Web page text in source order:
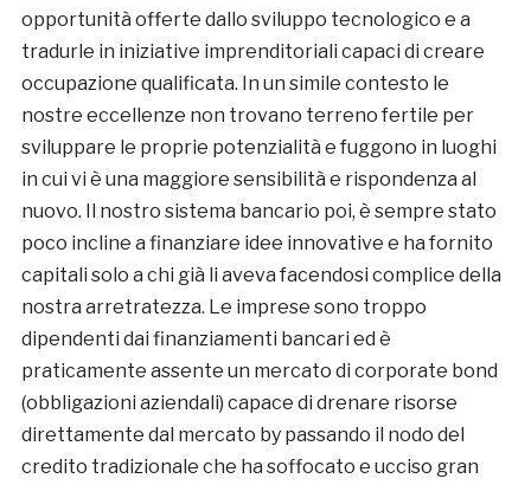
opportunità offerte dallo sviluppo tecnologico e a
tradurle in iniziative imprenditoriali capaci di creare
occupazione qualificata. In un simile contesto le
nostre eccellenze non trovano terreno fertile per
sviluppare le proprie potenzialità e fuggono in luoghi
in cui vi è una maggiore sensibilità e rispondenza al
nuovo. Il nostro sistema bancario poi, è sempre stato
poco incline a finanziare idee innovative e ha fornito
capitali solo a chi già li aveva facendosi complice della
nostra arretratezza. Le imprese sono troppo
dipendenti dai finanziamenti bancari ed è
praticamente assente un mercato di corporate bond
(obbligazioni aziendali) capace di drenare risorse
direttamente dal mercato by passando il nodo del
credito tradizionale che ha soffocato e ucciso gran